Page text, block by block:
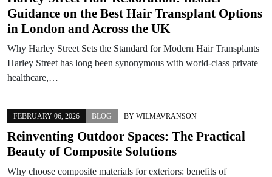
Guidance on the Best Hair Transplant Options
in London and Across the UK
Why Harley Street Sets the Standard for Modern Hair Transplants
Harley Street has long been synonymous with world-class private
healthcare,…
FEBRUARY 06, 2026 BLOG BY WILMAVRANSON
Reinventing Outdoor Spaces: The Practical
Beauty of Composite Solutions
Why choose composite materials for exteriors: benefits of